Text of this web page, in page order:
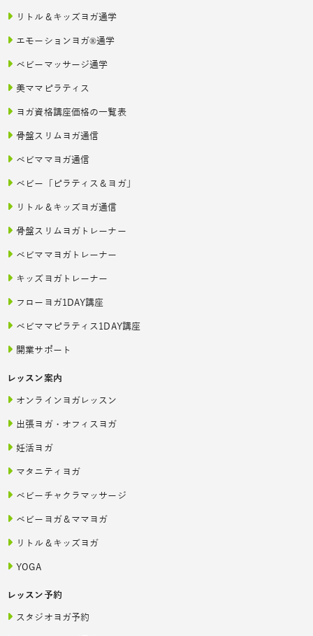
リトル＆キッズヨガ通学
エモーションヨガ®通学
ベビーマッサージ通学
美ママピラティス
ヨガ資格講座価格の一覧表
骨盤スリムヨガ通信
ベビママヨガ通信
ベビー「ピラティス＆ヨガ」
リトル＆キッズヨガ通信
骨盤スリムヨガトレーナー
ベビママヨガトレーナー
キッズヨガトレーナー
フローヨガ1DAY講座
ベビママピラティス1DAY講座
開業サポート
レッスン案内
オンラインヨガレッスン
出張ヨガ・オフィスヨガ
妊活ヨガ
マタニティヨガ
ベビーチャクラマッサージ
ベビーヨガ＆ママヨガ
リトル＆キッズヨガ
YOGA
レッスン予約
スタジオヨガ予約